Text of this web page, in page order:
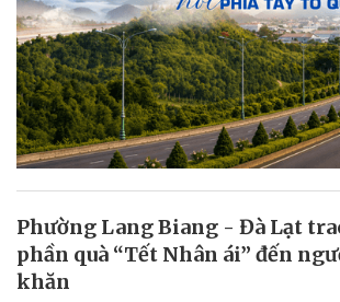
Phường Lang Biang - Đà Lạt
phần quà “Tết Nhân ái” đến
khăn